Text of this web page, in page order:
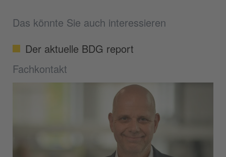
Das könnte Sie auch interessieren
Der aktuelle BDG report
Fachkontakt